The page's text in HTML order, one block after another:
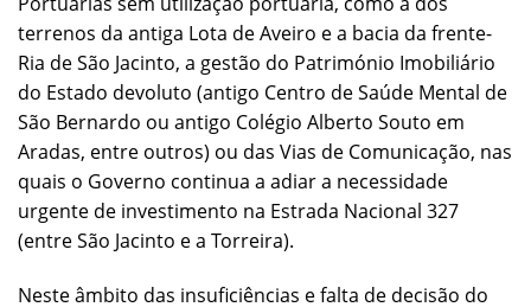
terrenos da antiga Lota de Aveiro e a bacia da frente-
Ria de São Jacinto, a gestão do Património Imobiliário
do Estado devoluto (antigo Centro de Saúde Mental de
São Bernardo ou antigo Colégio Alberto Souto em
Aradas, entre outros) ou das Vias de Comunicação, nas
quais o Governo continua a adiar a necessidade
urgente de investimento na Estrada Nacional 327
(entre São Jacinto e a Torreira).
Neste âmbito das insuficiências e falta de decisão do